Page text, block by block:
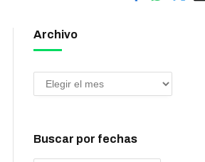
Archivo
Buscar por fechas